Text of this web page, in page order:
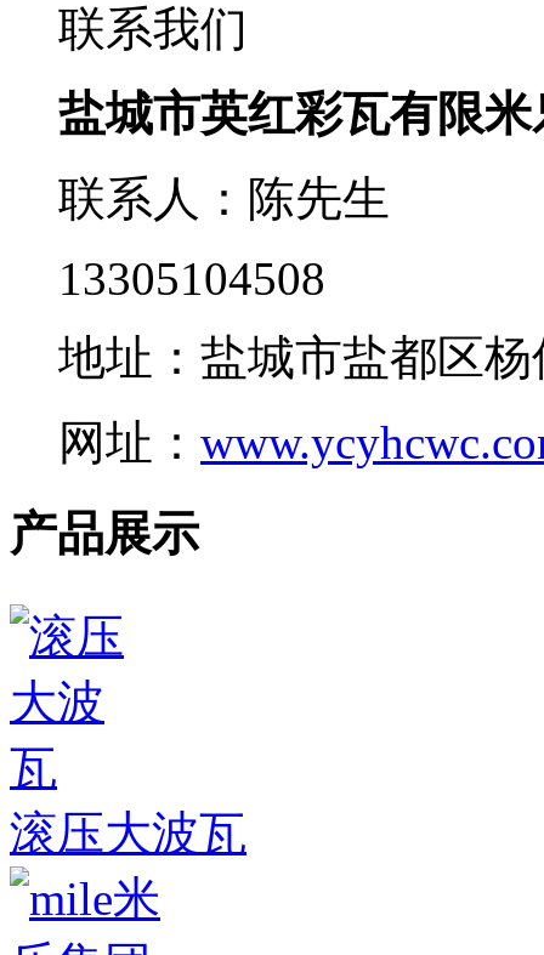
联系我们
盐城市英红彩瓦有限
联系人：陈先生
13305104508
地址：盐城市盐都区
网址：
产品展示
滚压大波瓦